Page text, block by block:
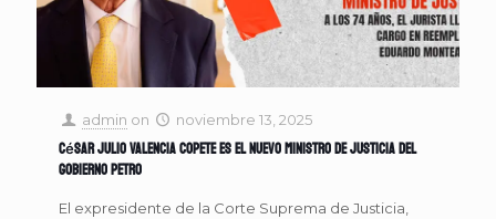
admin on noviembre 13, 2025
César Julio Valencia Copete es el nuevo ministro de Justicia del
gobierno Petro
El expresidente de la Corte Suprema de Justicia,